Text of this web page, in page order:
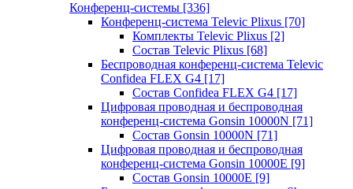
Конференц-системы [336]
Конференц-система Televic Plixus [70]
Комплекты Televic Plixus [2]
Состав Televic Plixus [68]
Беспроводная конференц-система Televic
Confidea FLEX G4 [17]
Состав Confidea FLEX G4 [17]
Цифровая проводная и беспроводная
конференц-система Gonsin 10000N [71]
Состав Gonsin 10000N [71]
Цифровая проводная и беспроводная
конференц-система Gonsin 10000E [9]
Состав Gonsin 10000E [9]